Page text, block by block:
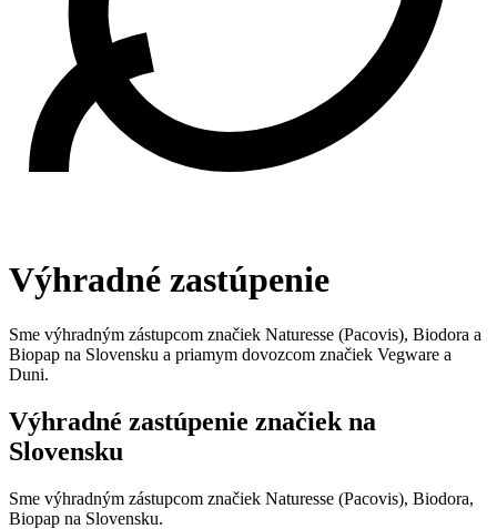
Výhradné zastúpenie
Sme výhradným zástupcom značiek Naturesse (Pacovis), Biodora a
Biopap na Slovensku a priamym dovozcom značiek Vegware a
Duni.
Výhradné zastúpenie značiek na
Slovensku
Sme výhradným zástupcom značiek Naturesse (Pacovis), Biodora,
Biopap na Slovensku.